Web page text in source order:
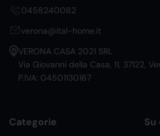
0458240082
verona@ital-home.it
VERONA CASA 2021 SRL
Via Giovanni della Casa, 11, 37122,
P.IVA: 04501130167
Categorie Su